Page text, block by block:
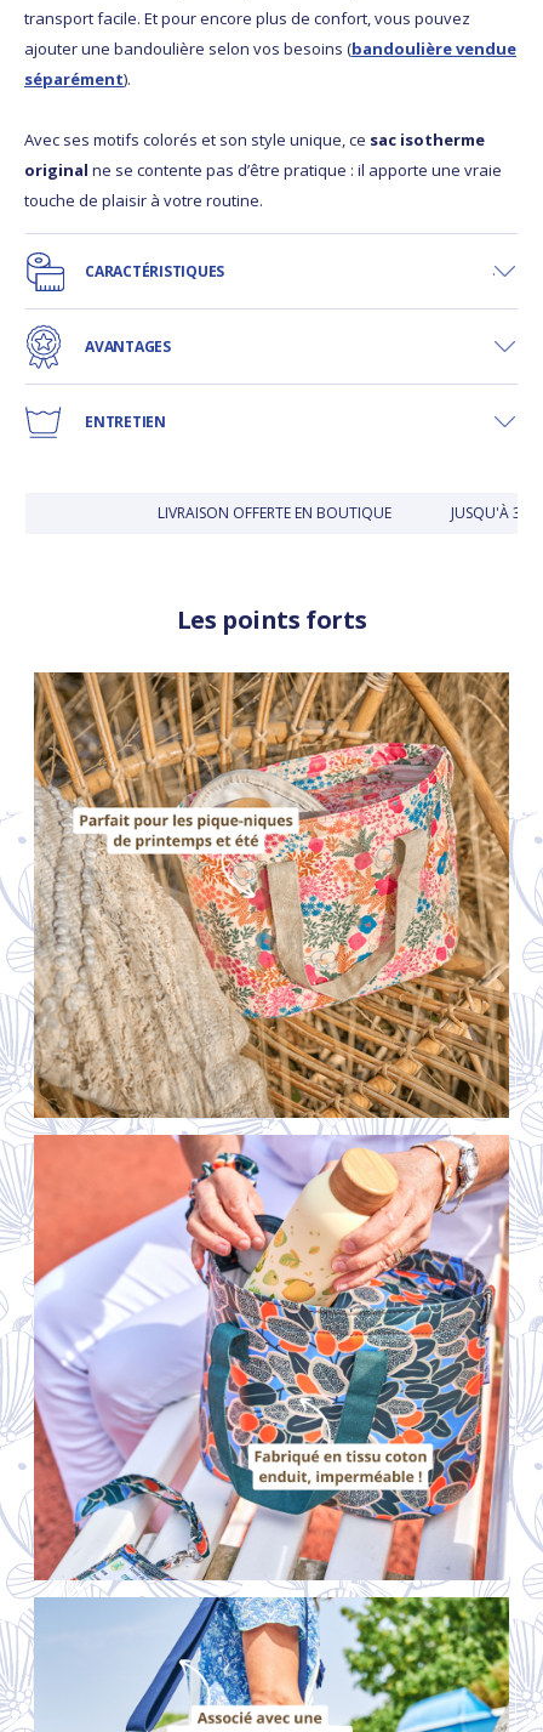
transport facile. Et pour encore plus de confort, vous pouvez
ajouter une bandoulière selon vos besoins (bandoulière vendue
séparément).
Avec ses motifs colorés et son style unique, ce sac isotherme
original ne se contente pas d’être pratique : il apporte une vraie
touche de plaisir à votre routine.
CARACTÉRISTIQUES
AVANTAGES
ENTRETIEN
LIVRAISON OFFERTE EN BOUTIQUE JUSQU'À 30
Les points forts